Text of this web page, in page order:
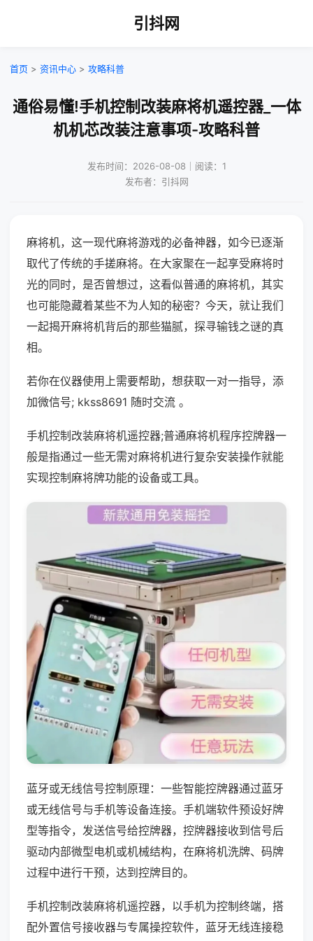
引抖网
首页 > 资讯中心 > 攻略科普
通俗易懂!手机控制改装麻将机遥控器_一体
机机芯改装注意事项-攻略科普
发布时间：2026-08-08｜阅读：1
发布者：引抖网
麻将机，这一现代麻将游戏的必备神器，如今已逐渐
取代了传统的手搓麻将。在大家聚在一起享受麻将时
光的同时，是否曾想过，这看似普通的麻将机，其实
也可能隐藏着某些不为人知的秘密？今天，就让我们
一起揭开麻将机背后的那些猫腻，探寻输钱之谜的真
相。
若你在仪器使用上需要帮助，想获取一对一指导，添
加微信号; kkss8691 随时交流 。
手机控制改装麻将机遥控器;普通麻将机程序控牌器一
般是指通过一些无需对麻将机进行复杂安装操作就能
实现控制麻将牌功能的设备或工具。
蓝牙或无线信号控制原理：一些智能控牌器通过蓝牙
或无线信号与手机等设备连接。手机端软件预设好牌
型等指令，发送信号给控牌器，控牌器接收到信号后
驱动内部微型电机或机械结构，在麻将机洗牌、码牌
过程中进行干预，达到控牌目的。
手机控制改装麻将机遥控器，以手机为控制终端，搭
配外置信号接收器与专属操控软件，蓝牙无线连接稳